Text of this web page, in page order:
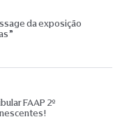
da exposição
FAAP 2º